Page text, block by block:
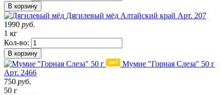
В корзину
Дягилевый мёд Алтайский край Арт. 207
1990 руб.
1 кг
Кол-во:
В корзину
Мумие "Горная Слеза" 50 г
Арт. 2466
750 руб.
50 г